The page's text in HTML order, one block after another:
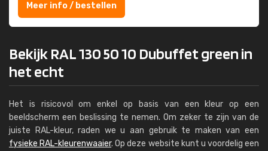
Meer info / bestellen
Bekijk RAL 130 50 10 Dubuffet green in
het echt
Het is risicovol om enkel op basis van een kleur op een
beeldscherm een beslissing te nemen. Om zeker te zijn van de
juiste RAL-kleur, raden we u aan gebruik te maken van een
fysieke RAL-kleurenwaaier. Op deze website kunt u voordelig een